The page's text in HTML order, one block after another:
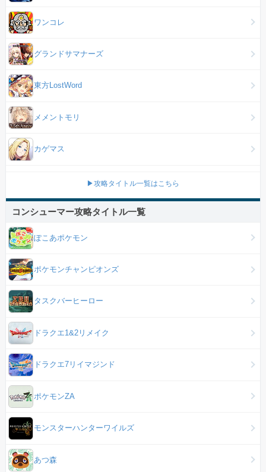
ワンコレ
グランドサマナーズ
東方LostWord
メメントモリ
カゲマス
▶攻略タイトル一覧はこちら
コンシューマー攻略タイトル一覧
ぽこあポケモン
ポケモンチャンピオンズ
タスクバーヒーロー
ドラクエ1&2リメイク
ドラクエ7リイマジンド
ポケモンZA
モンスターハンターワイルズ
あつ森